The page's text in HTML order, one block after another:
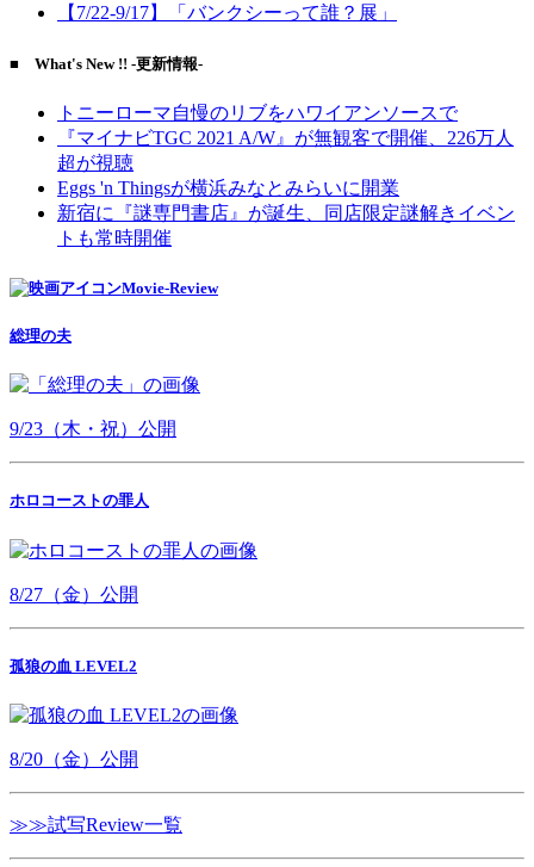
【7/22-9/17】「バンクシーって誰？展」
■ What's New !! -更新情報-
トニーローマ自慢のリブをハワイアンソースで
『マイナビTGC 2021 A/W』が無観客で開催、226万人
超が視聴
Eggs 'n Thingsが横浜みなとみらいに開業
新宿に『謎専門書店』が誕生、同店限定謎解きイベン
トも常時開催
Movie-Review
総理の夫
9/23（木・祝）公開
ホロコーストの罪人
8/27（金）公開
孤狼の血 LEVEL2
8/20（金）公開
≫≫試写Review一覧